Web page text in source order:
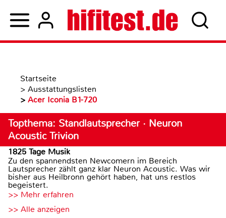
Startseite
> Ausstattungslisten
> Acer Iconia B1-720
Topthema: Standlautsprecher · Neuron
Acoustic Trivion
1825 Tage Musik
Zu den spannendsten Newcomern im Bereich
Lautsprecher zählt ganz klar Neuron Acoustic. Was wir
bisher aus Heilbronn gehört haben, hat uns restlos
begeistert.
>> Mehr erfahren
>> Alle anzeigen